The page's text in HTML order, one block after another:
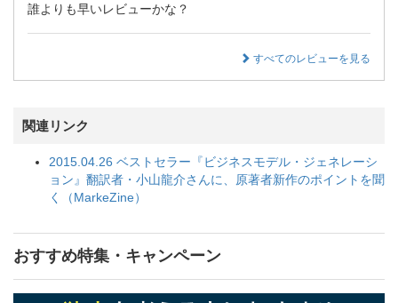
誰よりも早いレビューかな？
すべてのレビューを見る
関連リンク
2015.04.26 ベストセラー『ビジネスモデル・ジェネレーシ
ョン』翻訳者・小山龍介さんに、原著者新作のポイントを聞
く（MarkeZine）
おすすめ特集・キャンペーン